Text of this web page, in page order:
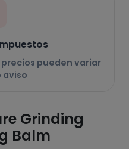
pueden variar
aviso
Grinding
Balm